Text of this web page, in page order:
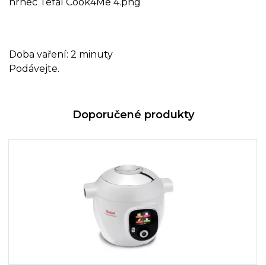
Doba vaření: 2 minuty
Podávejte.
Doporučené produkty